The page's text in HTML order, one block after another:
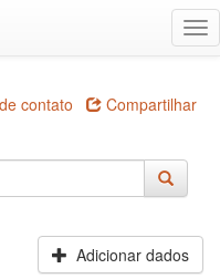
contato Compartilhar
Adicionar dados